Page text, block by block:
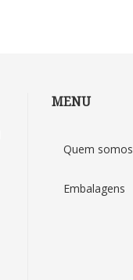
MENU
Quem somos
Embalagens